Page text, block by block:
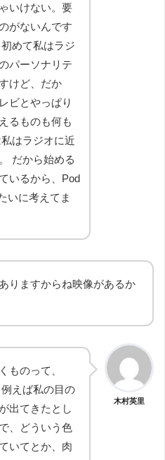
いけない。要
がないんです
めて私はラジ
パーソナリテ
けど、だか
ビとやっぱり
るものも何も
はラジオに近
だから始める
いるから、Pod
いに考えてま
りますからね映像があるか
木村英里
ものって、
例えば私の目の
出てきたとし
、どういう色
いてとか、肉